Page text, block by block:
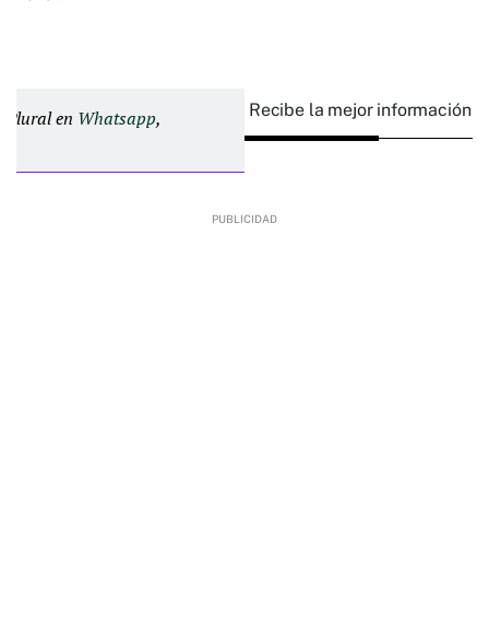
Plural en Whatsapp, Recibe la mejor información